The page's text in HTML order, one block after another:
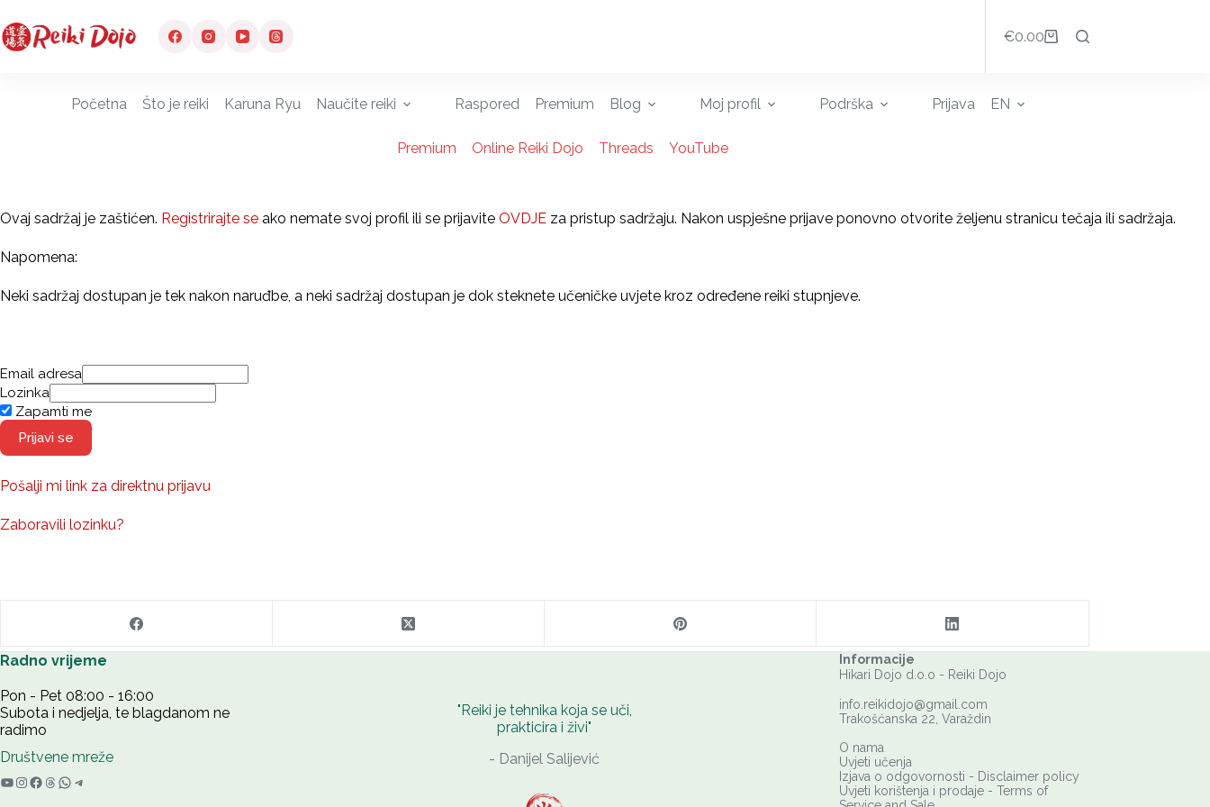
na
sadržaj
Košarica
€0.00
Početna Što je reiki Karuna Ryu Naučite reiki Raspored Premium Blog Moj profil Podrška Prijava EN
Premium Online Reiki Dojo Threads YouTube
Ovaj sadržaj je zaštićen. Registrirajte se ako nemate svoj profil ili se prijavite OVDJE za pristup sadržaju. Nakon uspješne prijave ponovno otvorite željenu stranicu tečaja ili sadržaja.
Napomena:
Neki sadržaj dostupan je tek nakon naruđbe, a neki sadržaj dostupan je dok steknete učeničke uvjete kroz određene reiki stupnjeve.
Email adresa
Lozinka
Zapamti me
Pošalji mi link za direktnu prijavu
Zaboravili lozinku?
Radno vrijeme
Pon - Pet 08:00 - 16:00
Subota i nedjelja, te blagdanom ne
radimo
Društvene mreže
YouTube
Instagram
Facebook
Threads
WhatsApp
Telegram
"Reiki je tehnika koja se uči,
prakticira i živi"
- Danijel Salijević
Informacije
Hikari Dojo d.o.o - Reiki Dojo
info.reikidojo@gmail.com
Trakošćanska 22, Varaždin
O nama
Uvjeti učenja
Izjava o odgovornosti - Disclaimer policy
Uvjeti korištenja i prodaje - Terms of